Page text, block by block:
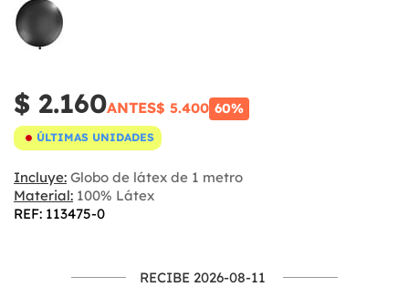
$ 2.160ANTES$ 5.400 60%
ÚLTIMAS UNIDADES
Incluye: Globo de látex de 1 metro
Material: 100% Látex
REF: 113475-0
RECIBE 2026-08-11